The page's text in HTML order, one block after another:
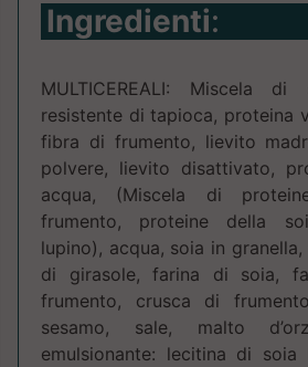
Ingredienti:
MULTICEREALI: Miscela di
resistente di tapioca, proteina
fibra di frumento, lievito
polvere, lievito disattivato,
acqua, (Miscela di
frumento, proteine della
lupino), acqua, soia in
di girasole, farina di soia,
frumento, crusca di
sesamo, sale, malto
emulsionante: lecitina di soia